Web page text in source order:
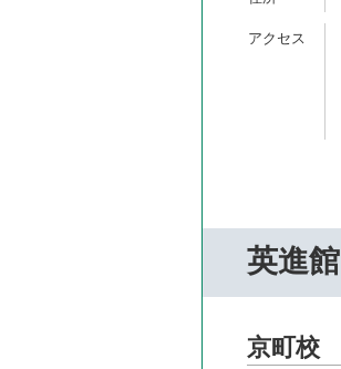
英進館
京町校